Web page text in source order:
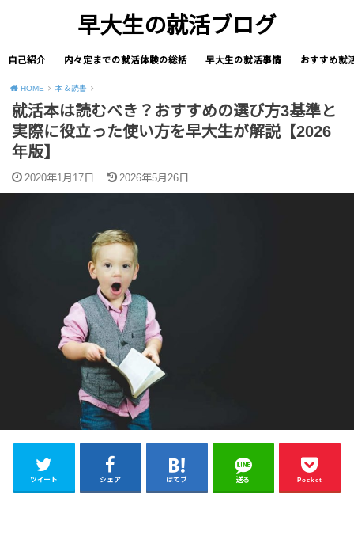
早大生の就活ブログ
自己紹介 内々定までの就活体験の総括 早大生の就活事情 おすすめ就
HOME 本＆読書
就活本は読むべき？おすすめの選び方3基準と
実際に役立った使い方を早大生が解説【2026
年版】
2020年1月17日 2026年5月26日
ツイート シェア はてブ 送る Pocket